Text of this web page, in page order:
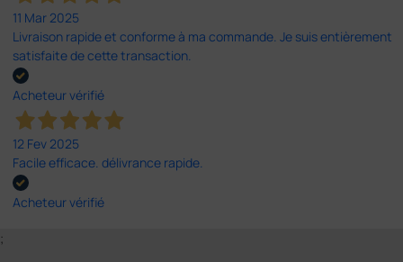
11 Mar 2025
Livraison rapide et conforme à ma commande. Je suis entièrement
satisfaite de cette transaction.
Acheteur vérifié
12 Fev 2025
Facile efficace. délivrance rapide.
Acheteur vérifié
;